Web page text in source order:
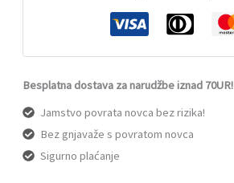
Besplatna dostava za narudžbe iznad 70UR!
Jamstvo povrata novca bez rizika!
Bez gnjavaže s povratom novca
Sigurno plaćanje